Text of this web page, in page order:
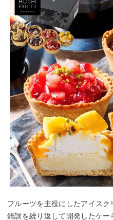
フルーツを主役にしたアイス
錯誤を繰り返して開発したケ